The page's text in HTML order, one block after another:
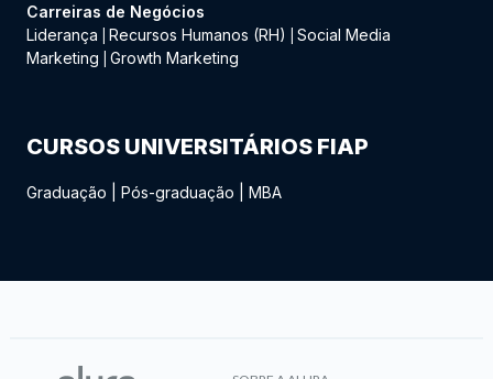
Carreiras de Negócios
Liderança
Recursos Humanos (RH)
Social Media
Marketing
Growth Marketing
CURSOS UNIVERSITÁRIOS FIAP
Graduação Pós-graduação MBA